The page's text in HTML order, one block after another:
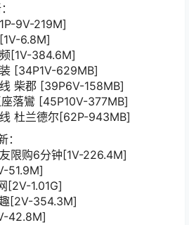
9V-219M]
6.8M]
[1V-384.6M]
[34P1V-629MB]
柴郡 [39P6V-158MB]
落鸞 [45P10V-377MB]
杜兰德尔[62P-943MB]
限购6分钟[1V-226.4M]
51.9M]
[2V-1.01G]
[2V-354.3M]
42.8M]